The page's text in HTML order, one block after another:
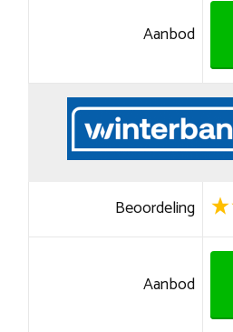
Aanbod
Beoordeling
Aanbod